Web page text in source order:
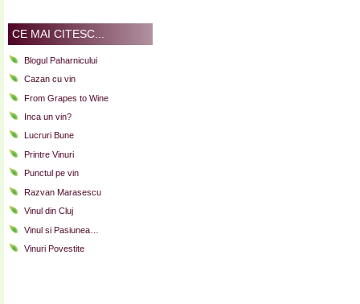
CE MAI CITESC...
Blogul Paharnicului
Cazan cu vin
From Grapes to Wine
Inca un vin?
Lucruri Bune
Printre Vinuri
Punctul pe vin
Razvan Marasescu
Vinul din Cluj
Vinul si Pasiunea…
Vinuri Povestite